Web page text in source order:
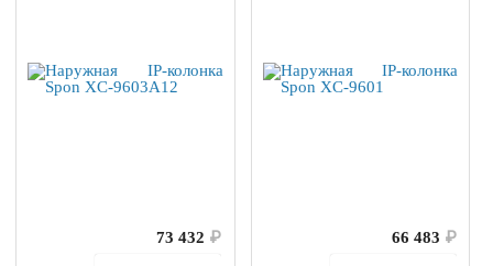
73 432 ₽
66 483 ₽